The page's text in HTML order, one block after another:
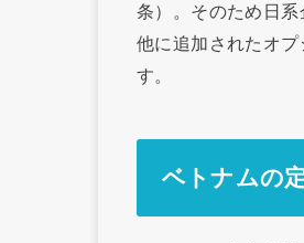
条）。そのため日
他に追加されたオ
す。
ベトナムの